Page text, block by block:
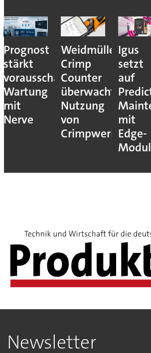
Prognost
stärkt
vorausschauende
Wartung
mit
Nerve
Weidmüller:
Crimp
Counter
überwacht
Nutzung
von
Crimpwerkzeugen
Igus
setzt
auf
mit
Edge-
Modul
Newsletter